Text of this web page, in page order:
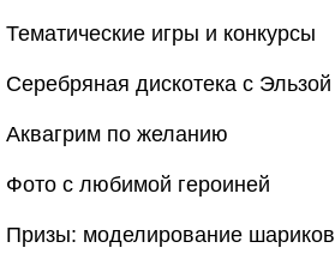
Тематические игры и конкурсы
Серебряная дискотека с Эльзой
Аквагрим по желанию
Фото с любимой героиней
Призы: моделирование шариков